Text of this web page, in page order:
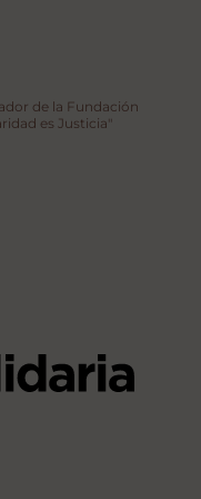
de la Fundación
es Justicia"